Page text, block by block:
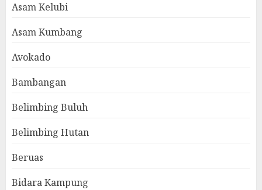
Asam Kelubi
Asam Kumbang
Avokado
Bambangan
Belimbing Buluh
Belimbing Hutan
Beruas
Bidara Kampung